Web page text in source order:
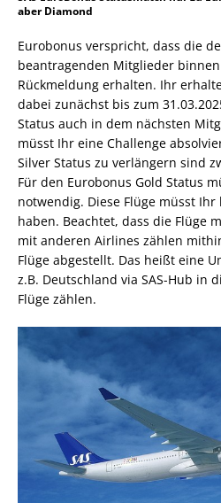
aber Diamond
Eurobonus verspricht, dass die
beantragenden Mitglieder
Rückmeldung erhalten. Ihr
dabei zunächst bis zum
Status auch in dem nächsten
müsst Ihr eine Challenge
Silver Status zu verlängern sind
Für den Eurobonus Gold Status
notwendig. Diese Flüge müsst
haben. Beachtet, dass die Flüge
mit anderen Airlines zählen
Flüge abgestellt. Das heißt eine
z.B. Deutschland via SAS-Hub in
Flüge zählen.